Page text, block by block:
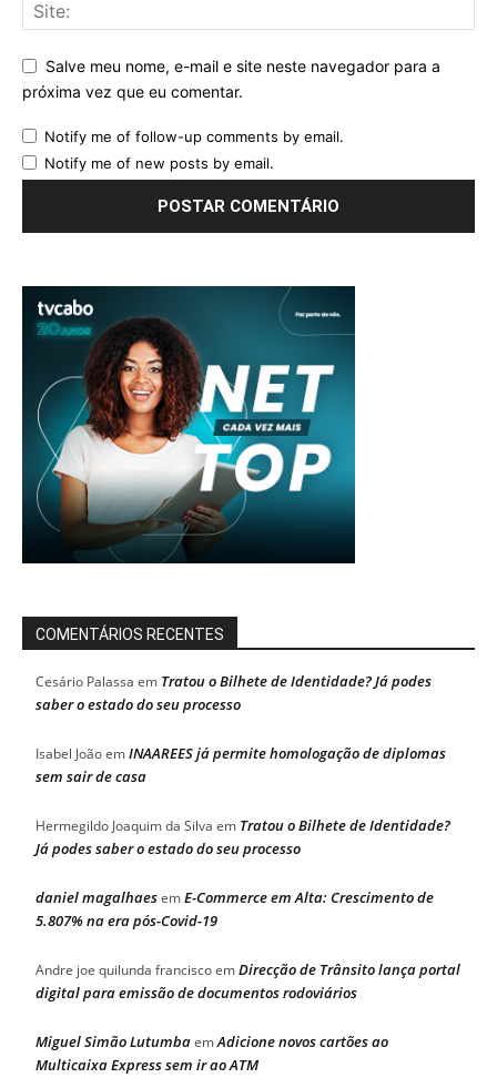
Salve meu nome, e-mail e site neste navegador para a
próxima vez que eu comentar.
Notify me of follow-up comments by email.
Notify me of new posts by email.
COMENTÁRIOS RECENTES
Cesário Palassa em Tratou o Bilhete de Identidade? Já podes
saber o estado do seu processo
Isabel JoãoemINAAREES já permite homologação de diplomas
sem sair de casa
Hermegildo Joaquim da Silva em Tratou o Bilhete de Identidade?
Já podes saber o estado do seu processo
daniel magalhaesemE-Commerce em Alta: Crescimento de
5.807% na era pós-Covid-19
Andre joe quilunda franciscoemDirecção de Trânsito lança portal
digital para emissão de documentos rodoviários
Miguel Simão LutumbaemAdicione novos cartões ao
Multicaixa Express sem ir ao ATM